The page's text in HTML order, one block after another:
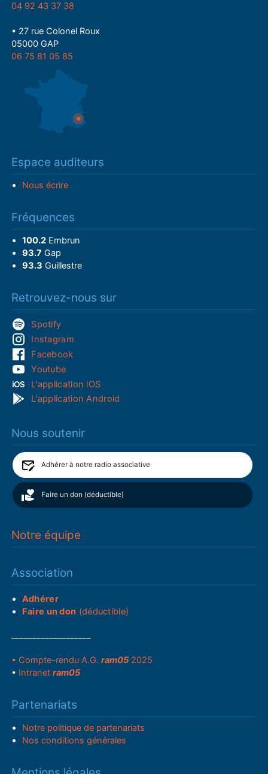
04 92 43 37 38
• 27 rue Colonel Roux
05000 GAP
06 75 81 05 85
Espace auditeurs
Nous écrire
Fréquences
100.2Embrun
93.7 Gap
93.3 Guillestre
Retrouvez-nous sur
Spotify
Instagram
Facebook
Youtube
L'application iOS
L'application Android
Nous soutenir
Adhérer à notre radio associative
Faire un don (déductible)
Notre équipe
Association
Adhérer
Faire un don (déductible)
• Compte-rendu A.G.ram05 2025
• Intranetram05
Partenariats
Notre politique de partenariats
Nos conditions générales